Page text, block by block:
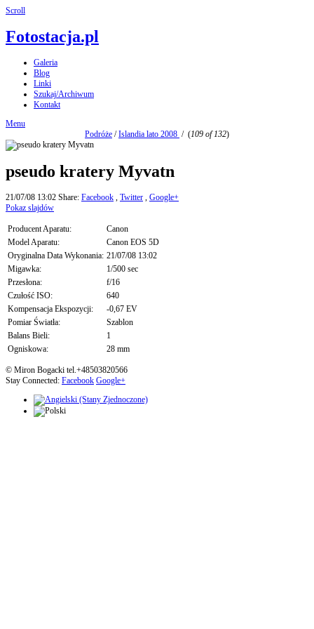
Scroll
Fotostacja.pl
Galeria
Blog
Linki
Szukaj/Archiwum
Kontakt
Menu
Podróże /Islandia lato 2008 / (109 of 132)
pseudo kratery Myvatn
21/07/08 13:02 Share: Facebook , Twitter , Google+
Pokaz slajdów
Producent Aparatu:
Canon
Model Aparatu:
Canon EOS 5D
Oryginalna Data Wykonania: 21/07/08 13:02
Migawka:
1/500 sec
Przesłona:
f/16
Czułość ISO:
640
Kompensacja Ekspozycji:
-0,67 EV
Pomiar Światła:
Szablon
Balans Bieli:
1
Ogniskowa:
28 mm
© Miron Bogacki tel.+48503820566
Stay Connected: Facebook Google+